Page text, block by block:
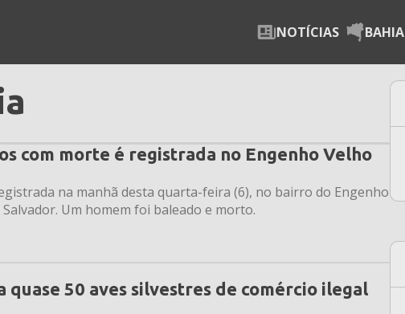
NOTÍCIAS BAHIA
com morte é registrada no Engenho Velho
na manhã desta quarta-feira (6), no bairro do Engenho
Um homem foi baleado e morto.
quase 50 aves silvestres de comércio ilegal